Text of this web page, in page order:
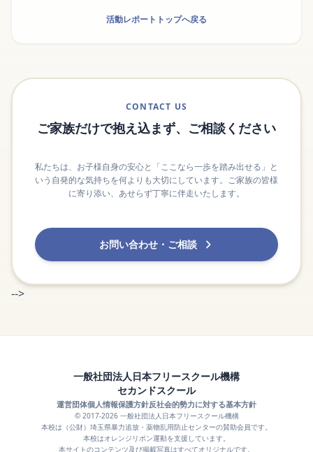
活動レポートトップへ戻る
CONTACT US
ご家族だけで抱え込まず、ご相談ください
私たちは、お子様自身の安心と「ここなら一歩を踏み出せる」と
いう自発的な気持ちを何よりも大切にしています。ご家族の皆様
に寄り添い、あせらず丁寧に伴走いたします。
お問い合わせ・ご相談
-->
一般社団法人日本フリースクール機構
セカンドスクール
運営団体個人情報保護方針反社会的勢力に対する基本方針
© 2017-2026 一般社団法人日本フリースクール機構
本校は（公財）埼玉県暴力追放・薬物乱用防止センターの賛助会員です。
本校はオレンジリボン運動を支援しています。
本サイトのコンテンツ及び掲載写真はすべてオリジナルです。